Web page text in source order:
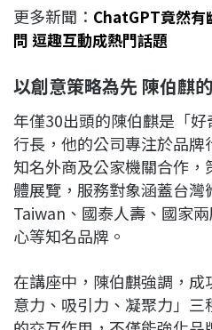
更多新聞： ChatGPT竟然有
問 逗趣互動成熱門話題
以創意策略為先 陳伯麒
年僅30出頭的陳伯麒是「
行長，他的公司專注於品
知名外商及公家機關合作
體展覽，服務對象涵蓋台
Taiwan、國泰人壽、國家
心等知名品牌。
在講座中，陳伯麒強調，
意力、吸引力、凝聚力」